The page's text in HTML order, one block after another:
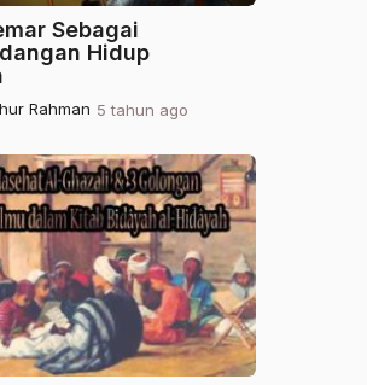
Sebagai
Hidup
Rahman 5 tahun ago
a
h
u
n
a
g
o